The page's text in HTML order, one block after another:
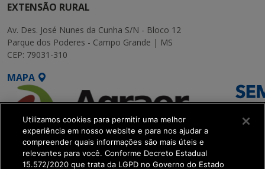
EXTENSÃO RURAL
Av. Des. José Nunes da Cunha S/N - Bloco 12
Parque dos Poderes - Campo Grande | MS
CEP: 79031-310
MAPA
Utilizamos cookies para permitir uma melhor
experiência em nosso website e para nos ajudar a
compreender quais informações são mais úteis e
relevantes para você. Conforme Decreto Estadual
15.572/2020 que trata da LGPD no Governo do Estado